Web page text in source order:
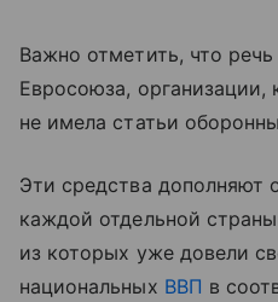
Важно отметить, что
Евросоюза,
не имела статьи
Эти средства дополняют
каждой отдельной
из которых уже довели
национальных ВВП в